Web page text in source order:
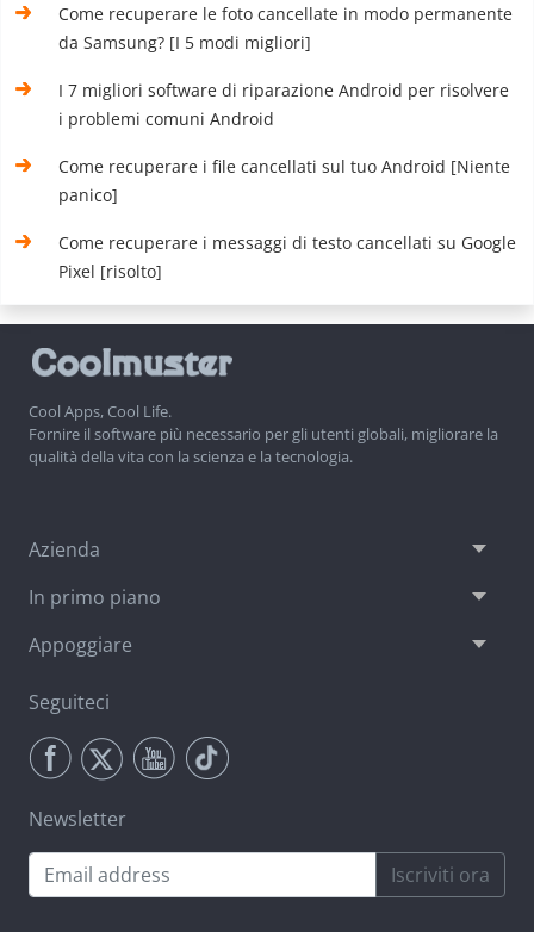
Come recuperare le foto cancellate in modo permanente
da Samsung? [I 5 modi migliori]
I 7 migliori software di riparazione Android per risolvere
i problemi comuni Android
Come recuperare i file cancellati sul tuo Android [Niente
panico]
Come recuperare i messaggi di testo cancellati su Google
Pixel [risolto]
Cool Apps, Cool Life.
Fornire il software più necessario per gli utenti globali, migliorare la
qualità della vita con la scienza e la tecnologia.
Azienda
In primo piano
Appoggiare
Seguiteci
Newsletter
Iscriviti ora